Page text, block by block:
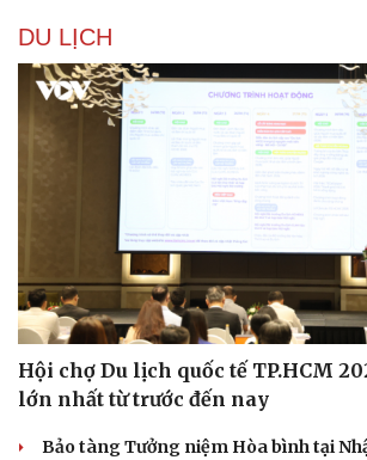
DU LỊCH
Hội chợ Du lịch quốc tế TP.HCM
lớn nhất từ trước đến nay
Bảo tàng Tưởng niệm Hòa bình tại